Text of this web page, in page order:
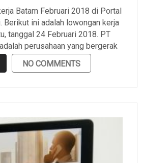
Batam Februari 2018 di Portal
Berikut ini adalah lowongan kerja
tanggal 24 Februari 2018. PT
perusahaan yang bergerak
distributor, exporter, importer,
yang berlokasi di Batu
NO COMMENTS